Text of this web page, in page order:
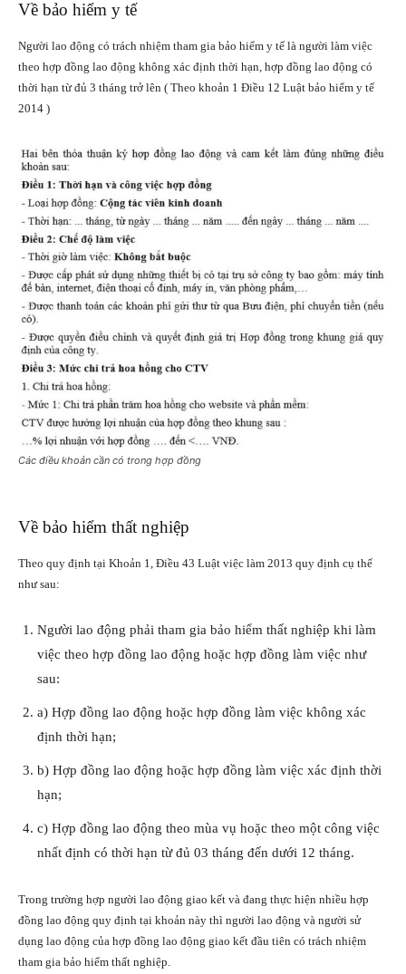
Về bảo hiểm y tế
Người lao động có trách nhiệm tham gia bảo hiểm y tế là người làm việc
theo hợp đồng lao động không xác định thời hạn, hợp đồng lao động có
thời hạn từ đủ 3 tháng trở lên ( Theo khoản 1 Điều 12 Luật bảo hiểm y tế
2014 )
Các điều khoản cần có trong hợp đồng
Về bảo hiểm thất nghiệp
Theo quy định tại Khoản 1, Điều 43 Luật việc làm 2013 quy định cụ thể
như sau:
Người lao động phải tham gia bảo hiểm thất nghiệp khi làm
việc theo hợp đồng lao động hoặc hợp đồng làm việc như
sau:
a) Hợp đồng lao động hoặc hợp đồng làm việc không xác
định thời hạn;
b) Hợp đồng lao động hoặc hợp đồng làm việc xác định thời
hạn;
c) Hợp đồng lao động theo mùa vụ hoặc theo một công việc
nhất định có thời hạn từ đủ 03 tháng đến dưới 12 tháng.
Trong trường hợp người lao động giao kết và đang thực hiện nhiều hợp
đồng lao động quy định tại khoản này thì người lao động và người sử
dụng lao động của hợp đồng lao động giao kết đầu tiên có trách nhiệm
tham gia bảo hiểm thất nghiệp.